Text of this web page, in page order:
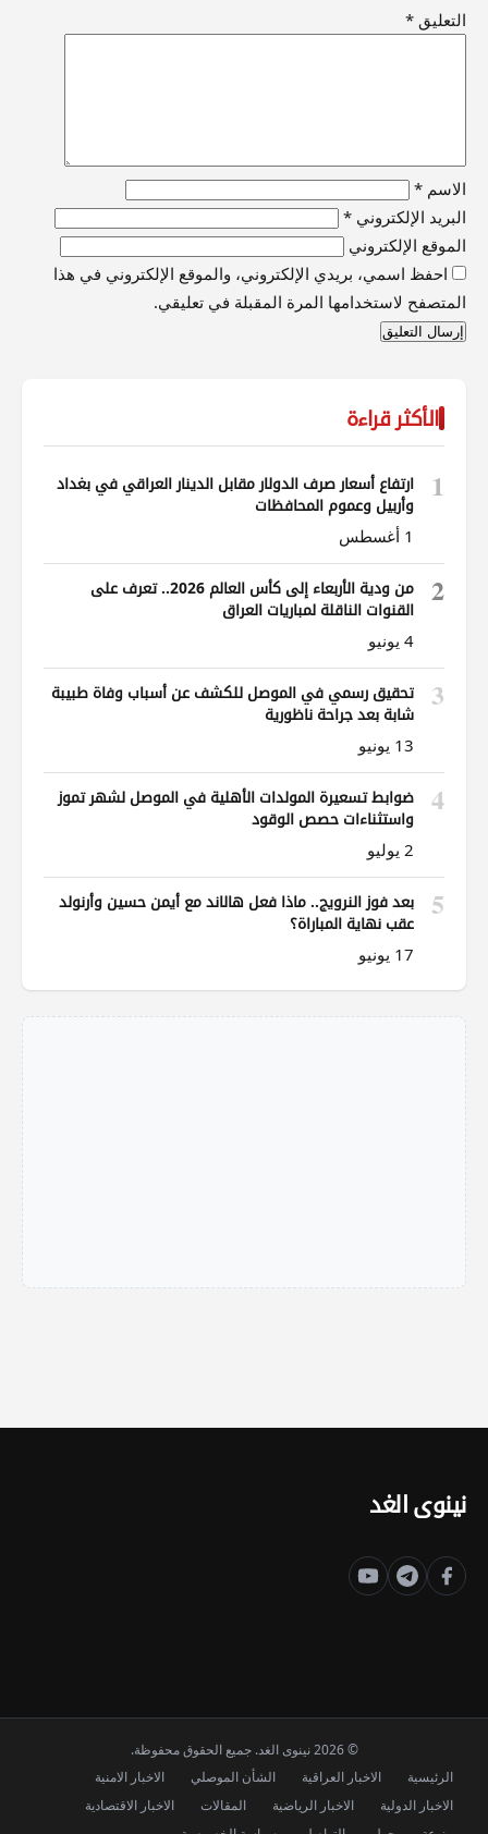
التعليق *
الاسم *
البريد الإلكتروني *
الموقع الإلكتروني
احفظ اسمي، بريدي الإلكتروني، والموقع الإلكتروني في هذا
المتصفح لاستخدامها المرة المقبلة في تعليقي.
الأكثر قراءة
1
ارتفاع أسعار صرف الدولار مقابل الدينار العراقي في بغداد
وأربيل وعموم المحافظات
1 أغسطس
2
من ودية الأربعاء إلى كأس العالم 2026.. تعرف على
القنوات الناقلة لمباريات العراق
4 يونيو
3
تحقيق رسمي في الموصل للكشف عن أسباب وفاة طبيبة
شابة بعد جراحة ناظورية
13 يونيو
4
ضوابط تسعيرة المولدات الأهلية في الموصل لشهر تموز
واستثناءات حصص الوقود
2 يوليو
5
بعد فوز النرويج.. ماذا فعل هالاند مع أيمن حسين وأرنولد
عقب نهاية المباراة؟
17 يونيو
نينوى الغد
© 2026 نينوى الغد. جميع الحقوق محفوظة.
الرئيسية الاخبار العراقية الشأن الموصلي
الاخبار الامنية
الاخبار الدولية
الاخبار الرياضية المقالات
الاخبار الاقتصادية